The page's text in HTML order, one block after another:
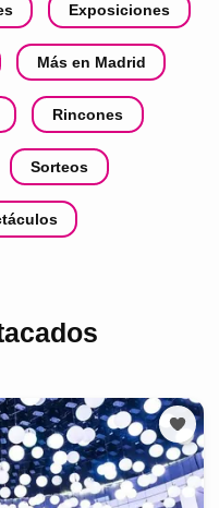
Exposiciones
Más en Madrid
Rincones
Sorteos